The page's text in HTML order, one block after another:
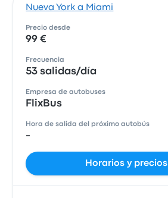
Nueva York a Miami
Precio desde
99 €
Frecuencia
53 salidas/día
Empresa de autobuses
FlixBus
Hora de salida del próximo autobús
-
Horarios y precios